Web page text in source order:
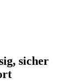
sicher